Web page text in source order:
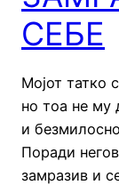
СЕБЕ
Мојот татко
но тоа не му
и
Поради
замразив и